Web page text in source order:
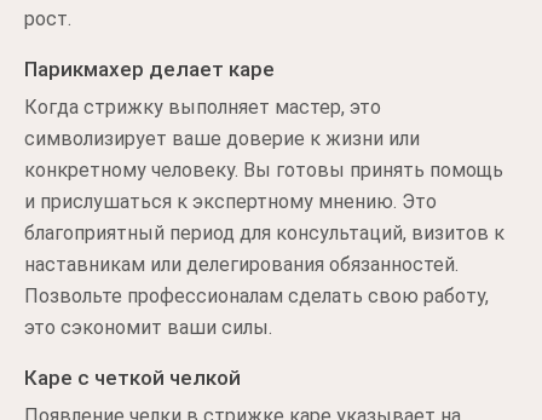
рост.
Парикмахер делает каре
Когда стрижку выполняет мастер, это
символизирует ваше доверие к жизни или
конкретному человеку. Вы готовы принять помощь
и прислушаться к экспертному мнению. Это
благоприятный период для консультаций, визитов к
наставникам или делегирования обязанностей.
Позвольте профессионалам сделать свою работу,
это сэкономит ваши силы.
Каре с четкой челкой